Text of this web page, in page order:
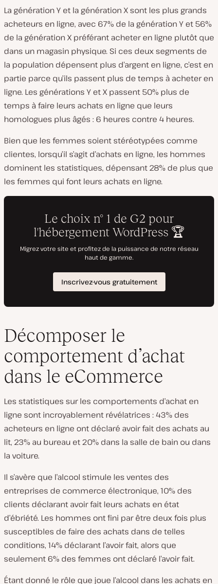
La génération Y et la génération X sont les plus grands
acheteurs en ligne, avec 67% de la génération Y et 56%
de la génération X préférant acheter en ligne plutôt que
dans un magasin physique. Si ces deux segments de
la population dépensent plus d’argent en ligne, c’est en
partie parce qu’ils passent plus de temps à acheter en
ligne. Les générations Y et X passent 50% plus de
temps à faire leurs achats en ligne que leurs
homologues plus âgés : 6 heures contre 4 heures.
Bien que les femmes soient stéréotypées comme
clientes, lorsqu’il s’agit d’achats en ligne, les hommes
dominent les statistiques, dépensant 28% de plus que
les femmes qui font leurs achats en ligne.
Décomposer le
comportement d’achat
dans le eCommerce
Les statistiques sur les comportements d’achat en
ligne sont incroyablement révélatrices : 43% des
acheteurs en ligne ont déclaré avoir fait des achats au
lit, 23% au bureau et 20% dans la salle de bain ou dans
la voiture.
Il s’avère que l’alcool stimule les ventes des
entreprises de commerce électronique, 10% des
clients déclarant avoir fait leurs achats en état
d’ébriété. Les hommes ont fini par être deux fois plus
susceptibles de faire des achats dans de telles
conditions, 14% déclarant l’avoir fait, alors que
seulement 6% des femmes ont déclaré l’avoir fait.
Étant donné le rôle que joue l’alcool dans les achats en